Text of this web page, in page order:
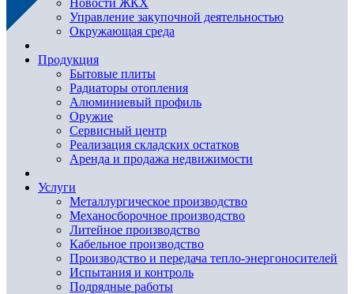
Новости ЖКХ
Управление закупочной деятельностью
Окружающая среда
Продукция
Бытовые плиты
Радиаторы отопления
Алюминиевый профиль
Оружие
Сервисный центр
Реализация складских остатков
Аренда и продажа недвижимости
Услуги
Металлургическое производство
Механосборочное производство
Литейное производство
Кабельное производство
Производство и передача тепло-энергоносителей
Испытания и контроль
Подрядные работы